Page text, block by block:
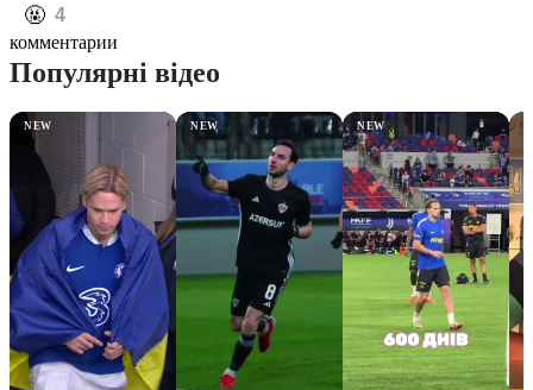
️🤬 4
комментарии